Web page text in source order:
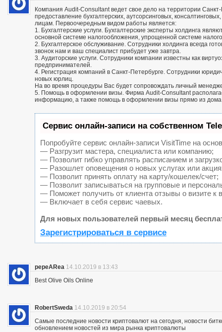
Компания Audit-Consultant ведет свое дело на территории
предоставление бухгалтерских, аутсорсинговых,
лицам. Первоочередным видом работы является:
1. Бухгалтерские услуги. Бухгалтерские эксперты холдинга
основной системе налогообложения, упрощенной системе
2. Бухгалтерское обслуживание. Сотрудники холдинга всегда
звонок нам и ваш специалист прибудет уже завтра.
3. Аудиторские услуги. Сотрудники компании известны как
предпринимателей.
4. Регистрация компаний в Санкт-Петербурге. Сотрудники
новых юрлиц.
На во время процедуры Вас будет сопровождать личный
5. Помощь в оформлении визы. Фирма Audit-Consultant
информацию, а также помощь в оформлении визы прямо из
Сервис онлайн-записи на собственном
Попробуйте сервис онлайн-записи VisitTime на
— Разгрузит мастера, специалиста или компанию;
— Позволит гибко управлять расписанием и
— Разошлет оповещения о новых услугах или
— Позволит принять оплату на карту/кошелек/счет;
— Позволит записываться на групповые и
— Поможет получить от клиента отзывы о визите к
— Включает в себя сервис чаевых.
Для новых пользователей первый месяц
Зарегистрироваться в сервисе
pepeARea 14.10.2019 в 13:43
Best Olive Oils Online
RobertSweda 14.10.2019 в 20:54
Самые последние новости криптовалют на сегодня, новости
обновлением новостей из мира рынка криптовалюты